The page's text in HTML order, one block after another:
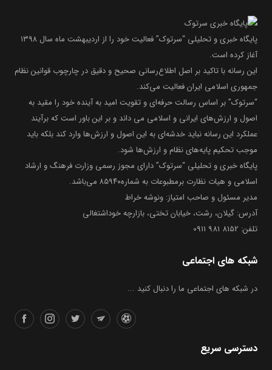
پایگاه خبری و تحلیلی “سرتوک” فعالیت خود را از اردیبهشت ماه سال ۱۳۹۸
آغاز کرده است.
این رسانه با تاکید بر اصل اطلاع‌رسانی صحیح و دقیق در چارچوب قوانین نظام
جمهوری اسلامی ایران فعالیت می‌کند.
“سرتوک” بر اساس رسالت حرفه‌ای و تقویت امید به آینده خود را مقید به
اصول و ارزش‌های ایرانی و اسلامی می داند و بر این باور است که برآیند
عملکرد این رسانه نباید خدشه‌ای به این اصول و ارزش‌ها وارد کند بلکه باید
موجب تحکیم پایه‌های نظام و ارزش‌ها شود.
پایگاه خبری و تحلیلی “سرتوک” دارای مجوز رسمی وزارت فرهنگ و ارشاد
اسلامی و هیات نظارت برمطبوعات به شماره۸۵۹۴۰ می‌باشد.
مدیر مسئول و صاحب امتیاز: ونوشه خراط
آدرس: گیلان، رشت، خیابان تختی، بازارچه خوداشتغالی
تلفن: 8152 981 0911
شبکه های اجتماعی
در شبکه های اجتماعی ما را دنبال کنید ...
دسترسی سریع